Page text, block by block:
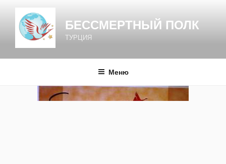
содержимому
БЕССМЕРТНЫЙ ПОЛК
ТУРЦИЯ
Меню